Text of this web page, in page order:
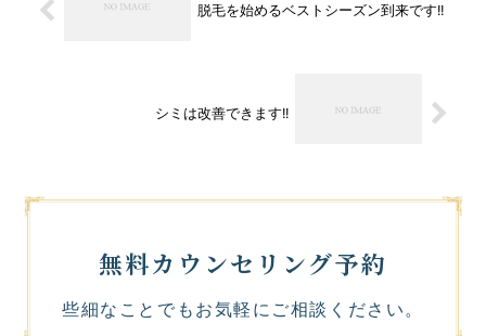
脱毛を始めるベストシーズン到来です!!
シミは改善できます!!
無料カウンセリング予約
些細なことでもお気軽にご相談ください。